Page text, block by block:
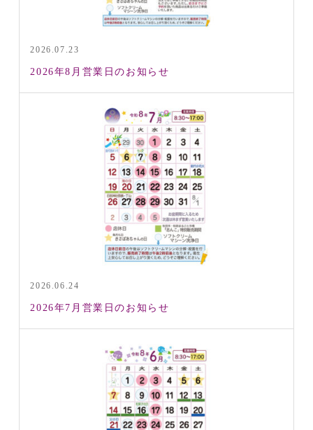
2026.07.23
2026年8月営業日のお知らせ
2026.06.24
2026年7月営業日のお知らせ